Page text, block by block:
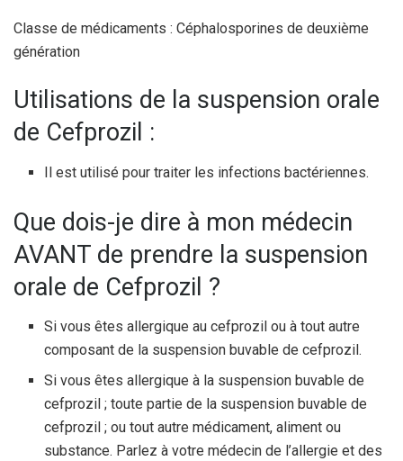
Classe de médicaments : Céphalosporines de deuxième
génération
Utilisations de la suspension orale
de Cefprozil :
Il est utilisé pour traiter les infections bactériennes.
Que dois-je dire à mon médecin
AVANT de prendre la suspension
orale de Cefprozil ?
Si vous êtes allergique au cefprozil ou à tout autre
composant de la suspension buvable de cefprozil.
Si vous êtes allergique à la suspension buvable de
cefprozil ; toute partie de la suspension buvable de
cefprozil ; ou tout autre médicament, aliment ou
substance. Parlez à votre médecin de l’allergie et des